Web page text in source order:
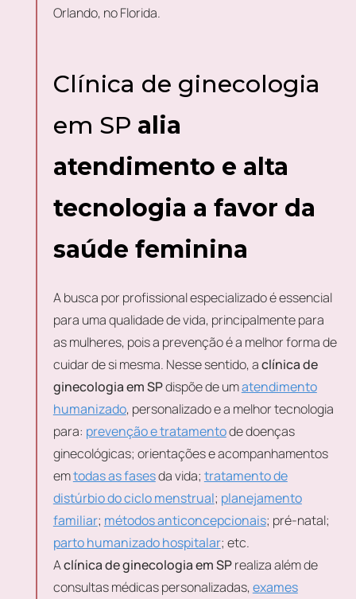
Orlando, no Florida.
Clínica de ginecologia
em SP alia
atendimento e alta
tecnologia a favor da
saúde feminina
A busca por profissional especializado é essencial
para uma qualidade de vida, principalmente para
as mulheres, pois a prevenção é a melhor forma de
cuidar de si mesma. Nesse sentido, aclínica de
ginecologia em SPdispõe de umatendimento
humanizado, personalizado e a melhor tecnologia
para: prevenção e tratamentode doenças
ginecológicas; orientações e acompanhamentos
emtodas as fasesda vida; tratamento de
distúrbio do ciclo menstrual; planejamento
familiar; métodos anticoncepcionais; pré-natal;
parto humanizado hospitalar; etc.
Aclínica de ginecologia em SPrealiza além de
consultas médicas personalizadas,exames